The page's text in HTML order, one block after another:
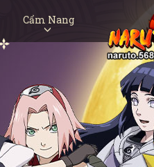
Cẩm Nang